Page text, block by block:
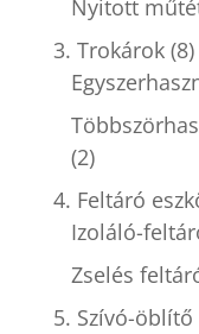
Nyitott
3. Trokárok (8)
(2)
4. Feltáró
Izoláló-
Zselés
5. Szívó-